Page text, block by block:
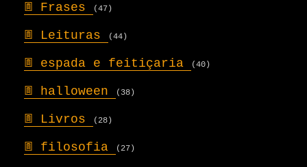
𖣍 Frases (47)
𖣍 Leituras (44)
𖣍 espada e feitiçaria (40)
𖣍 halloween (38)
𖣍 Livros (28)
𖣍 filosofia (27)